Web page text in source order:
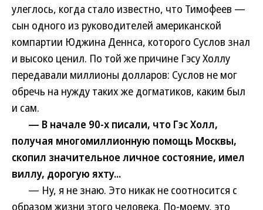
улеглось, когда стало известно, что Тимофеев —
сын одного из руководителей американской
компартии Юджина Деннса, которого Суслов знал
и высоко ценил. По той же причине Гэсу Холлу
передавали миллионы долларов: Суслов не мог
обречь на нужду таких же догматиков, каким был
и сам.
— В начале 90-х писали, что Гэс Холл,
получая многомиллионную помощь Москвы,
скопил значительное личное состояние, имел
виллу, дорогую яхту...
— Ну, я не знаю. Это никак не соотносится с
образом жизни этого человека. По-моему, это